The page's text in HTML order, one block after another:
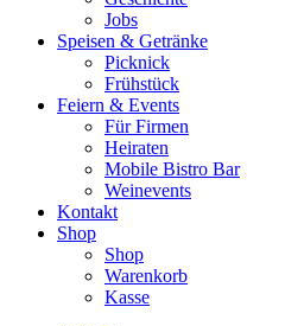
Jobs
Speisen & Getränke
Picknick
Frühstück
Feiern & Events
Für Firmen
Heiraten
Mobile Bistro Bar
Weinevents
Kontakt
Shop
Shop
Warenkorb
Kasse